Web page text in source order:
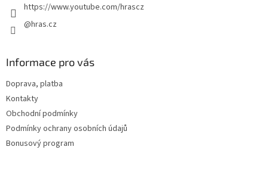
https://www.youtube.com/hrascz
@hras.cz
Informace pro vás
Doprava, platba
Kontakty
Obchodní podmínky
Podmínky ochrany osobních údajů
Bonusový program